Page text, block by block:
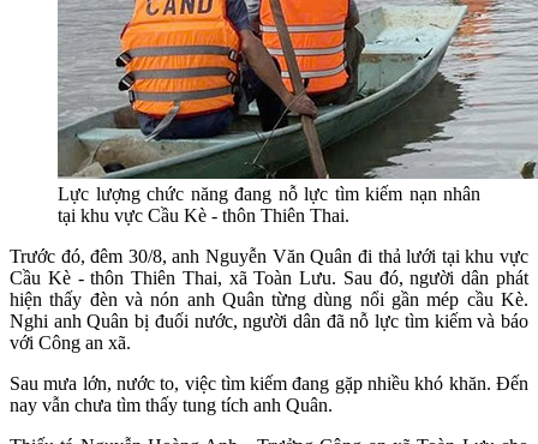
Lực lượng chức năng đang nỗ lực tìm kiếm nạn nhân
tại khu vực Cầu Kè - thôn Thiên Thai.
Trước đó, đêm 30/8, anh Nguyễn Văn Quân đi thả lưới tại khu vực
Cầu Kè - thôn Thiên Thai, xã Toàn Lưu. Sau đó, người dân phát
hiện thấy đèn và nón anh Quân từng dùng nổi gần mép cầu Kè.
Nghi anh Quân bị đuối nước, người dân đã nỗ lực tìm kiếm và báo
với Công an xã.
Sau mưa lớn, nước to, việc tìm kiếm đang gặp nhiều khó khăn. Đến
nay vẫn chưa tìm thấy tung tích anh Quân.